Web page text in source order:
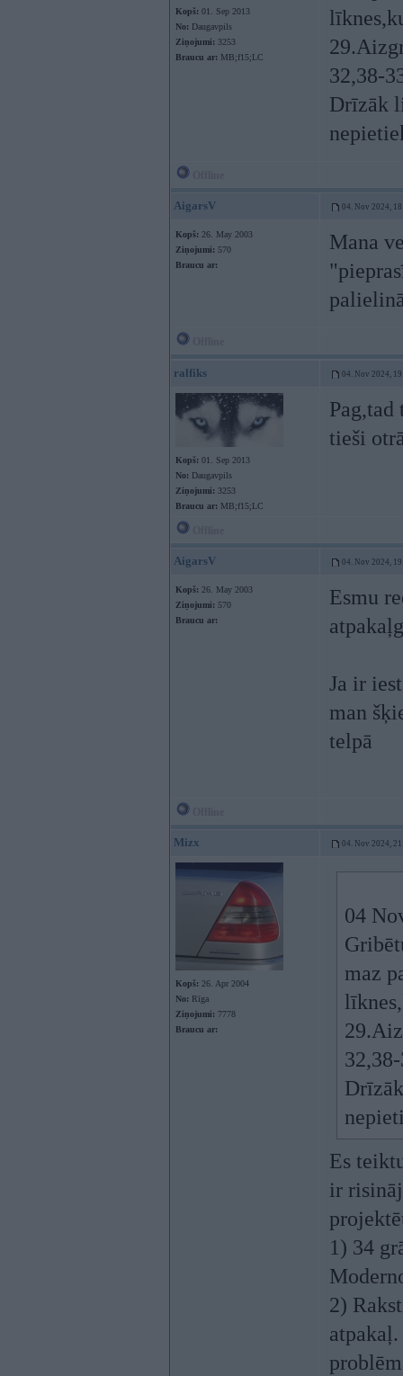
Kopš: 01. Sep 2013
No: Daugavpils
Ziņojumi: 3253
Braucu ar: MB;f15;LC
32,38-
Drīzāk
AigarsV 04. Nov 2024,
Kopš: 26. May 2003
Ziņojumi: 570
Braucu ar:
Mana
ralfiks 04. Nov 2024,
Kopš: 01. Sep 2013
No: Daugavpils
Ziņojumi: 3253
Braucu ar: MB;f15;LC
tieši
AigarsV 04. Nov 2024,
Kopš: 26. May 2003
Ziņojumi: 570
Braucu ar:
Esmu
Ja ir
man
telpā
Mizx 04. Nov 2024,
Kopš: 26. Apr 2004
No: Rīga
Ziņojumi: 7778
Braucu ar:
04
maz
Es
ir
1) 34
2)